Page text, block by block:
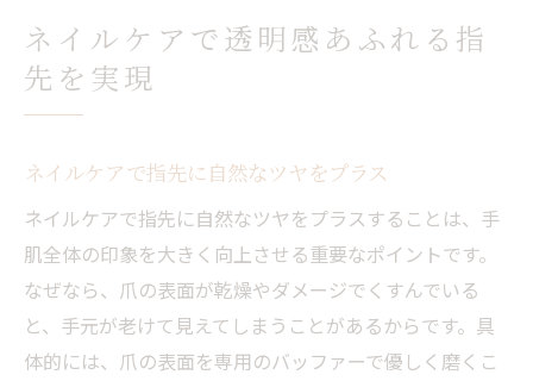
ネイルケアで透明感あふれる指
先を実現
ネイルケアで指先に自然なツヤをプラス
ネイルケアで指先に自然なツヤをプラスすることは、手
肌全体の印象を大きく向上させる重要なポイントです。
なぜなら、爪の表面が乾燥やダメージでくすんでいる
と、手元が老けて見えてしまうことがあるからです。具
体的には、爪の表面を専用のバッファーで優しく磨くこ